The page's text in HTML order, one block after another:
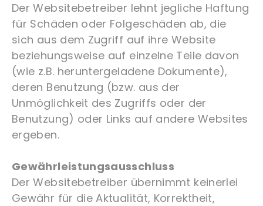
Der Websitebetreiber lehnt jegliche Haftung
für Schäden oder Folgeschäden ab, die
sich aus dem Zugriff auf ihre Website
beziehungsweise auf einzelne Teile davon
(wie z.B. heruntergeladene Dokumente),
deren Benutzung (bzw. aus der
Unmöglichkeit des Zugriffs oder der
Benutzung) oder Links auf andere Websites
ergeben.
Gewährleistungsausschluss
Der Websitebetreiber übernimmt keinerlei
Gewähr für die Aktualität, Korrektheit,